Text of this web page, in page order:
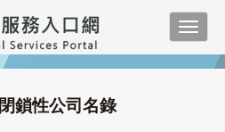
閉鎖性公司名錄